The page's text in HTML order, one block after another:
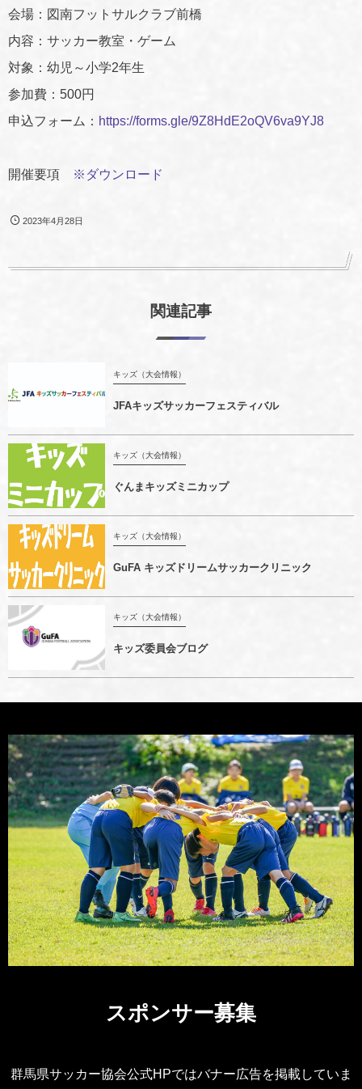
会場：図南フットサルクラブ前橋
内容：サッカー教室・ゲーム
対象：幼児～小学2年生
参加費：500円
申込フォーム： https://forms.gle/9Z8HdE2oQV6va9YJ8
開催要項 ※ダウンロード
2023年4月28日
関連記事
キッズ（大会情報）
JFAキッズサッカーフェスティバル
キッズ（大会情報）
ぐんまキッズミニカップ
キッズ（大会情報）
GuFA キッズドリームサッカークリニック
キッズ（大会情報）
キッズ委員会ブログ
スポンサー募集
群馬県サッカー協会公式HPではバナー広告を掲載していま